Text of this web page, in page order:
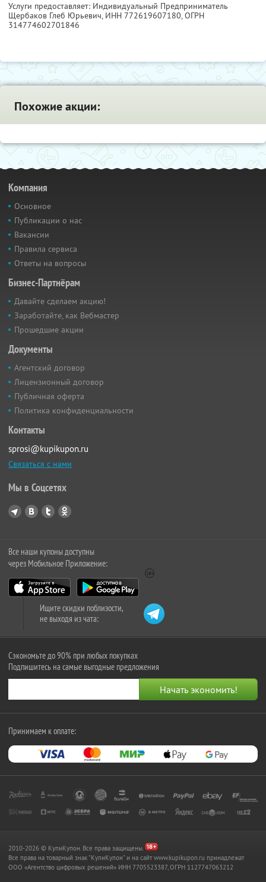
Услуги предоставляет: Индивидуальный Предприниматель
Щербаков Глеб Юрьевич, ИНН 772619607180, ОГРН
314774602701846
Похожие акции:
Компания
Основное
Публикации о нас
Вакансии
Правила сервиса
Ответы на вопросы
Бизнес-Партнёрам
Давайте сделаем акцию!
Заработайте, как Вебмастер
Прошедшие акции
Документы
Агентский договор
Лицензионный договор
Публичная оферта
Политика конфиденциальности
Контакты
sprosi@kupikupon.ru
Связаться с нами
Мы в Соцсетях
Все наши купоны доступны
через Мобильное Приложение:
Ищите скидки поблизости,
не выходя из чата:
Сэкономьте до 90% при любых покупках
Подпишитесь на самые выгодные предложения
Принимаем к оплате:
2010-2026 © КупиКупон. Все права защищены.
Все права на товарный знак "КупиКупон" и на сайт www.kupikupon.ru принадлежат
OOO «Агентство цифровых решений» ИНН 7705523387, ОГРН 1127747063212